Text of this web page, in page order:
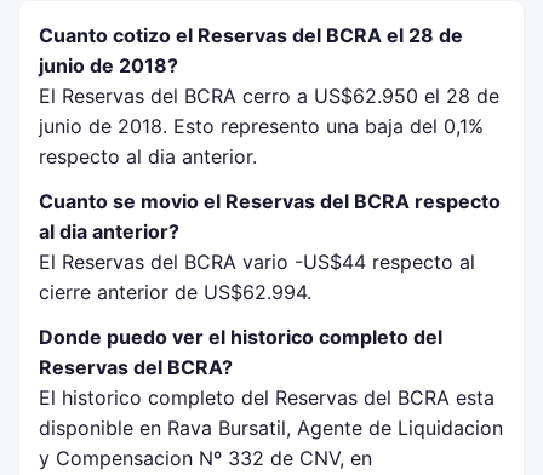
Cuanto cotizo el Reservas del BCRA el 28 de
junio de 2018?
El Reservas del BCRA cerro a US$62.950 el 28 de
junio de 2018. Esto represento una baja del 0,1%
respecto al dia anterior.
Cuanto se movio el Reservas del BCRA respecto
al dia anterior?
El Reservas del BCRA vario -US$44 respecto al
cierre anterior de US$62.994.
Donde puedo ver el historico completo del
Reservas del BCRA?
El historico completo del Reservas del BCRA esta
disponible en Rava Bursatil, Agente de Liquidacion
y Compensacion Nº 332 de CNV, en